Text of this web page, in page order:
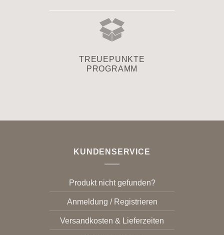
TREUEPUNKTE
PROGRAMM
KUNDENSERVICE
Produkt nicht gefunden?
Anmeldung / Registrieren
Versandkosten & Lieferzeiten